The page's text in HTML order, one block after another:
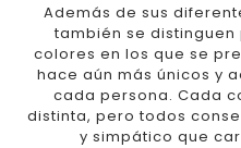
Además de sus
también se
colores en los que se
hace aún más únicos y
cada persona. Cada
distinta, pero todos
y simpático que